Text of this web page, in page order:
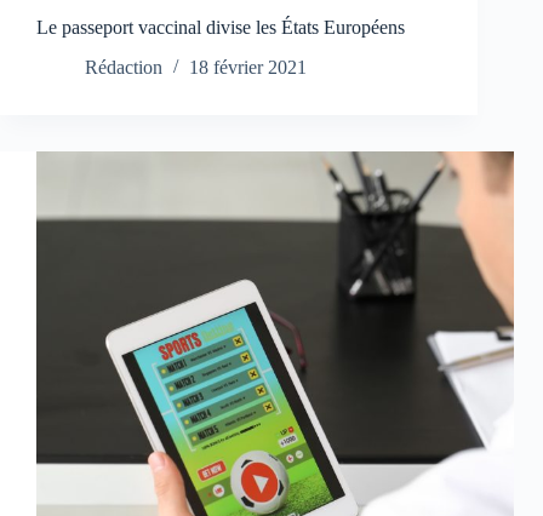
Le passeport vaccinal divise les États Européens
Rédaction
18 février 2021